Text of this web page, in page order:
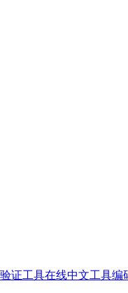
证工具在线中文工具编